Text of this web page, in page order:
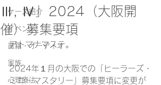
ケース紹介
イベント
書籍・オーディオ
家族
心理療法
Ⅲ, Ⅳ」2024（大阪開
催）募集要項
アトマナマステ。
2024年１月の大阪での「ヒーラーズ・
ミニ・マスタリー」募集要項に変更が